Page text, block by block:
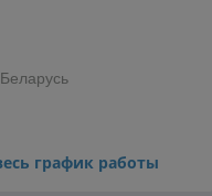
график работы